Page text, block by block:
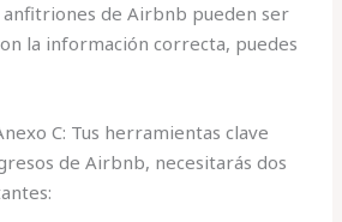
anfitriones de Airbnb pueden ser
la información correcta, puedes
C: Tus herramientas clave
de Airbnb, necesitarás dos